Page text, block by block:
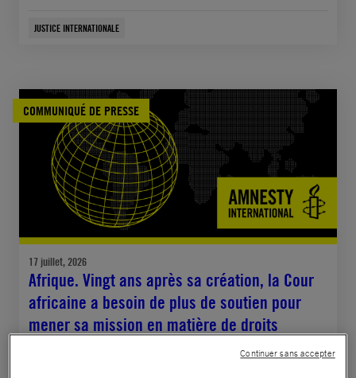
JUSTICE INTERNATIONALE
COMMUNIQUÉ DE PRESSE
17 juillet, 2026
Afrique. Vingt ans après sa création, la Cour
africaine a besoin de plus de soutien pour
mener sa mission en matière de droits
Continuer sans accepter